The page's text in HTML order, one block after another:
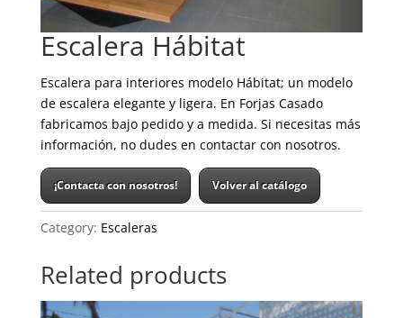
Escalera Hábitat
Escalera para interiores modelo Hábitat; un modelo
de escalera elegante y ligera. En Forjas Casado
fabricamos bajo pedido y a medida. Si necesitas más
información, no dudes en contactar con nosotros.
¡Contacta con nosotros! Volver al catálogo
Category: Escaleras
Related products